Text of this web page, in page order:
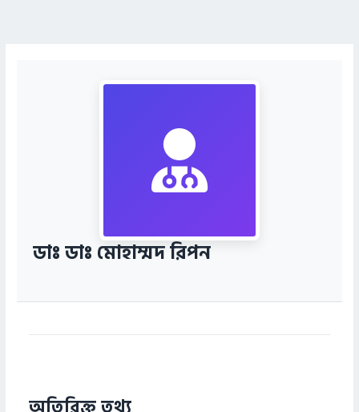
ডাঃ ডাঃ মোহাম্মদ রিপন